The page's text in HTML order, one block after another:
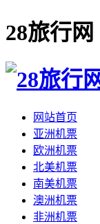
28旅行网
网站首页
亚洲机票
欧洲机票
北美机票
南美机票
澳洲机票
非洲机票